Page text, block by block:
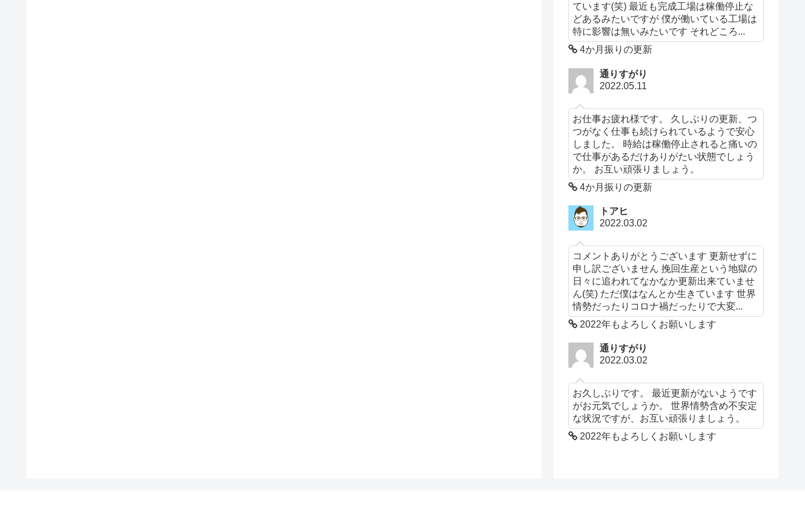
ています(笑) 最近も完成工場は稼働停止な
どあるみたいですが 僕が働いている工場は
特に影響は無いみたいです それどころ...
4か月振りの更新
通りすがり
2022.05.11
お仕事お疲れ様です。 久しぶりの更新、つ
つがなく仕事も続けられているようで安心
しました。 時給は稼働停止されると痛いの
で仕事があるだけありがたい状態でしょう
か。 お互い頑張りましょう。
4か月振りの更新
トアヒ
2022.03.02
コメントありがとうございます 更新せずに
申し訳ございません 挽回生産という地獄の
日々に追われてなかなか更新出来ていませ
ん(笑) ただ僕はなんとか生きています 世界
情勢だったりコロナ禍だったりで大変...
2022年もよろしくお願いします
通りすがり
2022.03.02
お久しぶりです。 最近更新がないようです
がお元気でしょうか。 世界情勢含め不安定
な状況ですが、お互い頑張りましょう。
2022年もよろしくお願いします